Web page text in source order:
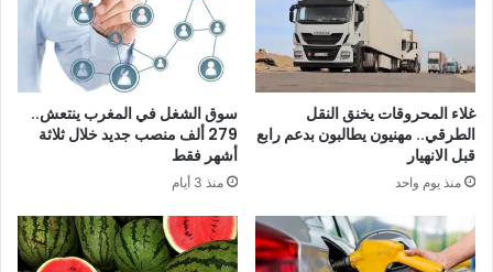
غلاء المحروقات يخنق النقل
الطرقي.. مهنيون يطالبون بدعم رابع
قبل الانهيار
منذ يوم واحد
سوق الشغل في المغرب ينتعش..
279 ألف منصب جديد خلال ثلاثة
أشهر فقط
منذ 3 أيام